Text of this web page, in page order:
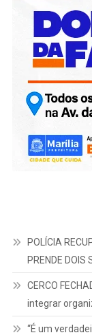
POLÍCIA
PRENDE DOIS
CERCO
integrar
“É um